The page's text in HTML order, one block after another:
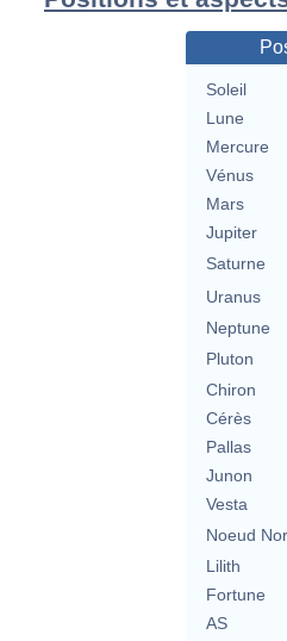
Soleil
Lune
Mercure
Vénus
Mars
Jupiter
Saturne
Uranus
Neptune
Pluton
Chiron
Cérès
Pallas
Junon
Vesta
Noeud
Lilith
Fortune
AS